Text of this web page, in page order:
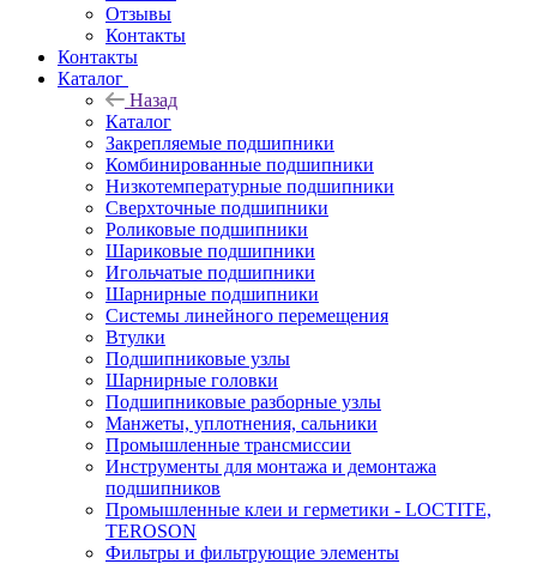
Отзывы
Контакты
Контакты
Каталог
Назад
Каталог
Закрепляемые подшипники
Комбинированные подшипники
Низкотемпературные подшипники
Сверхточные подшипники
Роликовые подшипники
Шариковые подшипники
Игольчатые подшипники
Шарнирные подшипники
Системы линейного перемещения
Втулки
Подшипниковые узлы
Шарнирные головки
Подшипниковые разборные узлы
Манжеты, уплотнения, сальники
Промышленные трансмиссии
Инструменты для монтажа и демонтажа
подшипников
Промышленные клеи и герметики - LOCTITE,
TEROSON
Фильтры и фильтрующие элементы